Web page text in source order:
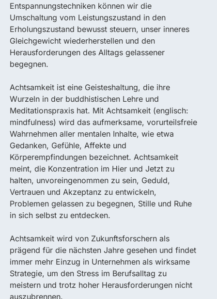
Entspannungstechniken können wir die
Umschaltung vom Leistungszustand in den
Erholungszustand bewusst steuern, unser inneres
Gleichgewicht wiederherstellen und den
Herausforderungen des Alltags gelassener
begegnen.
Achtsamkeit ist eine Geisteshaltung, die ihre
Wurzeln in der buddhistischen Lehre und
Meditationspraxis hat. Mit Achtsamkeit (englisch:
mindfulness) wird das aufmerksame, vorurteilsfreie
Wahrnehmen aller mentalen Inhalte, wie etwa
Gedanken, Gefühle, Affekte und
Körperempfindungen bezeichnet. Achtsamkeit
meint, die Konzentration im Hier und Jetzt zu
halten, unvoreingenommen zu sein, Geduld,
Vertrauen und Akzeptanz zu entwickeln,
Problemen gelassen zu begegnen, Stille und Ruhe
in sich selbst zu entdecken.
Achtsamkeit wird von Zukunftsforschern als
prägend für die nächsten Jahre gesehen und findet
immer mehr Einzug in Unternehmen als wirksame
Strategie, um den Stress im Berufsalltag zu
meistern und trotz hoher Herausforderungen nicht
auszubrennen.